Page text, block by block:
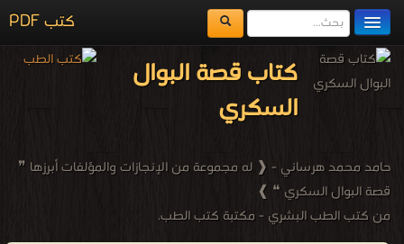
كتب PDF
مكتبة الكتب
المكتبات
الفهرس
اضف كتاب
كتاب قصة البوال
السكري
حامد محمد هرساني - ❰ له مجموعة من الإنجازات والمؤلفات أبرزها ❞
قصة البوال السكري ❝ ❱
من كتب الطب البشري - مكتبة كتب الطب.